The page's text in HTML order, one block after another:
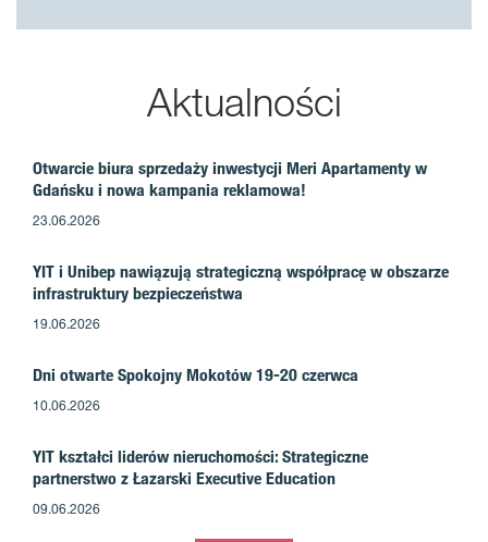
Aktualności
Otwarcie biura sprzedaży inwestycji Meri Apartamenty w
Gdańsku i nowa kampania reklamowa!
23.06.2026
YIT i Unibep nawiązują strategiczną współpracę w obszarze
infrastruktury bezpieczeństwa
19.06.2026
Dni otwarte Spokojny Mokotów 19-20 czerwca
10.06.2026
YIT kształci liderów nieruchomości: Strategiczne
partnerstwo z Łazarski Executive Education
09.06.2026